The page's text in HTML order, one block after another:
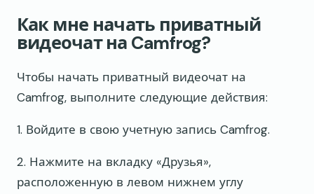
Как мне начать приватный
видеочат на Camfrog?
Чтобы начать приватный видеочат на
Camfrog, выполните следующие действия:
1. Войдите в свою учетную запись Camfrog.
2. Нажмите на вкладку «Друзья»,
расположенную в левом нижнем углу